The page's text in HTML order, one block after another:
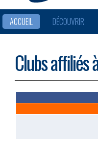
ACCUEIL DÉCOUVRIR
Clubs affiliés